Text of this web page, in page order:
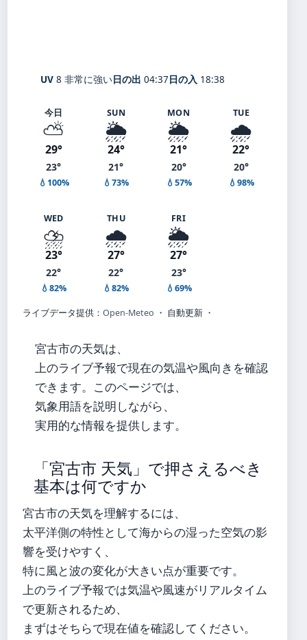
UV 8 非常に強い日の出 04:37日の入 18:38
今日
⛅
29°
23°
💧100%
SUN
🌦️
24°
21°
💧73%
MON
🌦️
21°
20°
💧57%
TUE
🌧️
22°
20°
💧98%
WED
⛈️
23°
22°
💧82%
THU
🌧️
27°
22°
💧82%
FRI
🌦️
27°
23°
💧69%
ライブデータ提供： Open-Meteo ・ 自動更新 ・
宮古市の天気は、
上のライブ予報で現在の気温や風向きを確認
できます。このページでは、
気象用語を説明しながら、
実用的な情報を提供します。
「宮古市 天気」で押さえるべき
基本は何ですか
宮古市の天気を理解するには、
太平洋側の特性として海からの湿った空気の影
響を受けやすく、
特に風と波の変化が大きい点が重要です。
上のライブ予報では気温や風速がリアルタイム
で更新されるため、
まずはそちらで現在値を確認してください。